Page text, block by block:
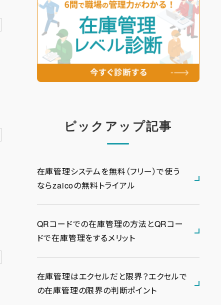
ピックアップ記事
在庫管理システムを無料（フリー）で使う
ならzaicoの無料トライアル
QRコードでの在庫管理の方法とQRコー
ドで在庫管理をするメリット
在庫管理はエクセルだと限界？エクセルで
の在庫管理の限界の判断ポイント